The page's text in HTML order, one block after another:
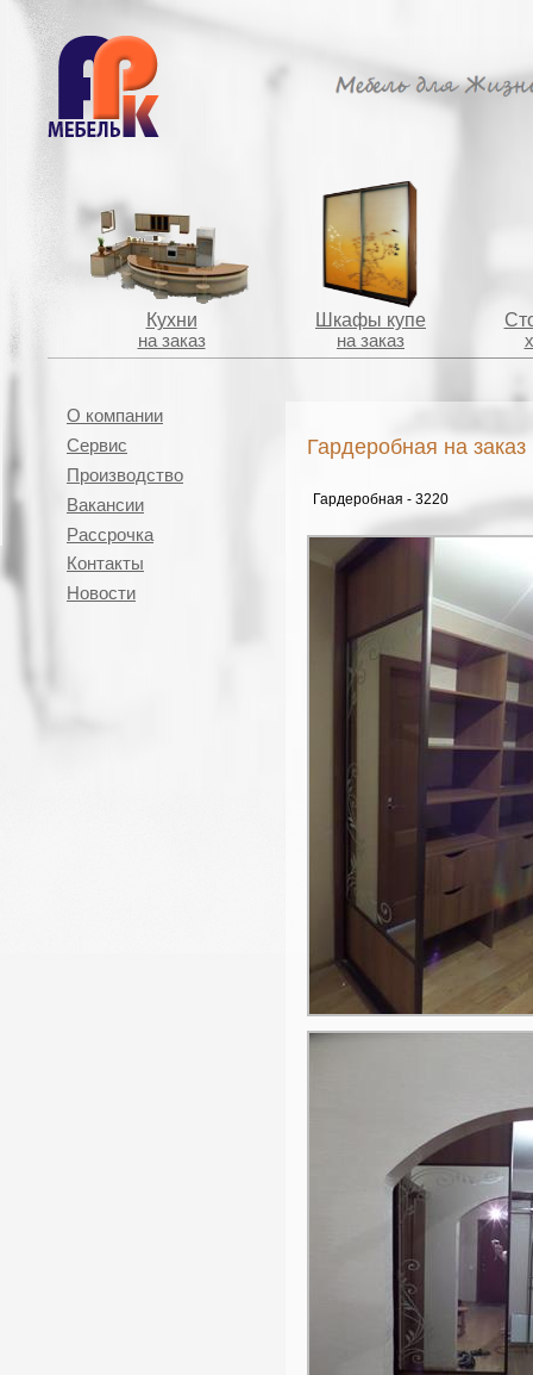
Кухни
на заказ
Шкафы купе
на заказ
О компании
Сервис
Производство
Вакансии
Рассрочка
Контакты
Новости
Гардеробная на заказ
Гардеробная - 3220